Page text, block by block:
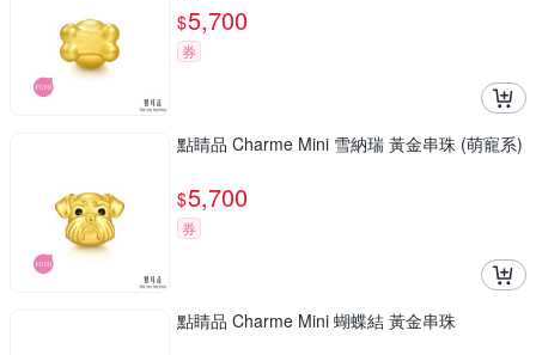
$5,700
券
點睛品 Charme Mini 雪納瑞 黃金串珠 (萌寵系)
$5,700
券
點睛品 Charme Mini 蝴蝶結 黃金串珠